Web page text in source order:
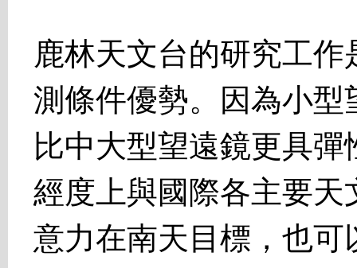
鹿林天文台的研究工
測條件優勢。因為小
比中大型望遠鏡更具
經度上與國際各主要
意力在南天目標，也